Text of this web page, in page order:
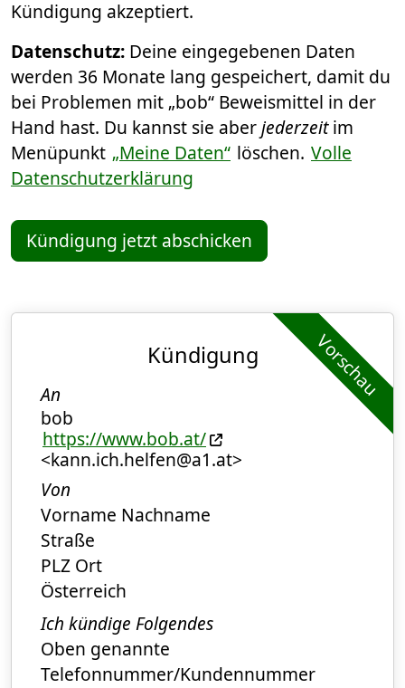
Kündigung akzeptiert.
Datenschutz: Deine eingegebenen Daten
werden 36 Monate lang gespeichert, damit du
bei Problemen mit „bob“ Beweismittel in der
Hand hast. Du kannst sie aberjederzeitim
Menüpunkt „Meine Daten“ löschen. Volle
Datenschutzerklärung
Kündigung jetzt abschicken
Vorschau
Kündigung
An
bob
https://www.bob.at/
<kann.ich.helfen@a1.at>
Von
Vorname Nachname
Straße
PLZ Ort
Österreich
Ich kündige Folgendes
Oben genannte
Telefonnummer/Kundennummer